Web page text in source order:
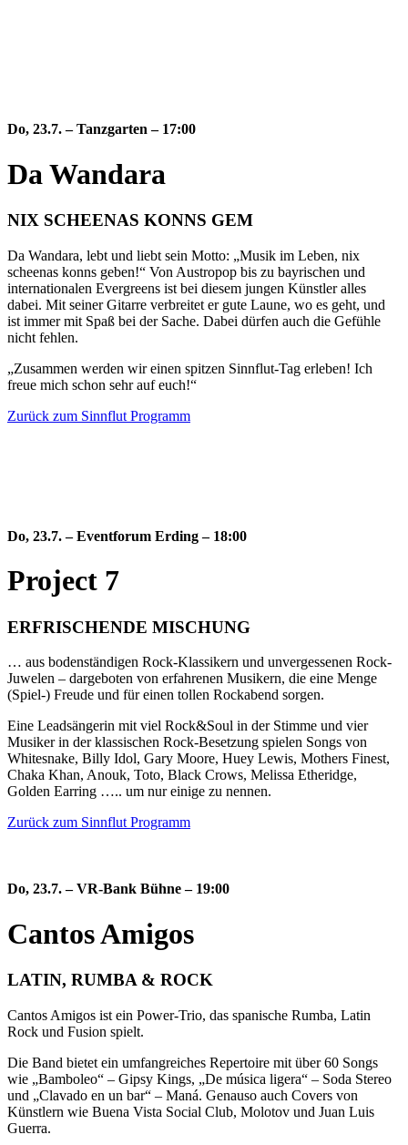
Do, 23.7. –Tanzgarten – 17:00
Da Wandara
NIX SCHEENAS KONNS GEM
Da Wandara, lebt und liebt sein Motto: „Musik im Leben, nix
scheenas konns geben!“ Von Austropop bis zu bayrischen und
internationalen Evergreens ist bei diesem jungen Künstler alles
dabei. Mit seiner Gitarre verbreitet er gute Laune, wo es geht, und
ist immer mit Spaß bei der Sache. Dabei dürfen auch die Gefühle
nicht fehlen.
„Zusammen werden wir einen spitzen Sinnflut-Tag erleben! Ich
freue mich schon sehr auf euch!“
Zurück zum Sinnflut Programm
Do, 23.7.–Eventforum Erding – 18:00
Project 7
ERFRISCHENDE MISCHUNG
… aus bodenständigen Rock-Klassikern und unvergessenen Rock-
Juwelen – dargeboten von erfahrenen Musikern, die eine Menge
(Spiel-) Freude und für einen tollen Rockabend sorgen.
Eine Leadsängerin mit viel Rock&Soul in der Stimme und vier
Musiker in der klassischen Rock-Besetzung spielen Songs von
Whitesnake, Billy Idol, Gary Moore, Huey Lewis, Mothers Finest,
Chaka Khan, Anouk, Toto, Black Crows, Melissa Etheridge,
Golden Earring ….. um nur einige zu nennen.
Zurück zum Sinnflut Programm
Do, 23.7.–VR-Bank Bühne – 19:00
Cantos Amigos
LATIN, RUMBA & ROCK
Cantos Amigos ist ein Power-Trio, das spanische Rumba, Latin
Rock und Fusion spielt.
Die Band bietet ein umfangreiches Repertoire mit über 60 Songs
wie „Bamboleo“ – Gipsy Kings, „De música ligera“ – Soda Stereo
und „Clavado en un bar“ – Maná. Genauso auch Covers von
Künstlern wie Buena Vista Social Club, Molotov und Juan Luis
Guerra.